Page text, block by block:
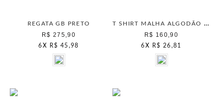
REGATA GB PRETO
R$ 275,90
6 X R$ 45,98
T SHIRT MALHA ALGODÃO PRETO
R$ 160,90
6 X R$ 26,81